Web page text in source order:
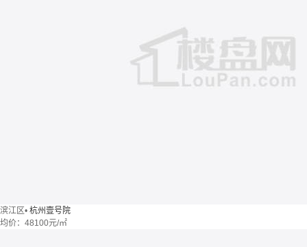
滨江区• 杭州壹号院
均价： 48100元/㎡